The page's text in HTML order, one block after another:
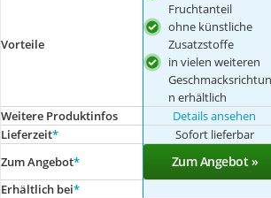
Vorteile
Fruchtanteil
ohne künstliche
Zusatzstoffe
in vielen weiteren
n erhältlich
Weitere Produktinfos Details ansehen
Lieferzeit* Sofort lieferbar
Zum Angebot* Zum Angebot »
Erhältlich bei*